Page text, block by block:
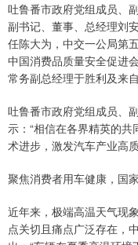
吐鲁番市政府党组成员、
副书记、董事、总经理刘
任陈大为，中交一公局第
中国消费品质量安全促进
常务副总经理于胜利及来
吐鲁番市政府党组成员、
示：“相信在各界精英的
术进步，激发汽车产业高
聚焦消费者用车健康，国
近年来，极端高温天气现
点关切且痛点广泛存在，